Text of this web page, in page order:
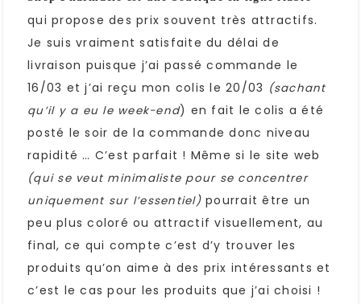
qui propose des prix souvent très attractifs.
Je suis vraiment satisfaite du délai de
livraison puisque j’ai passé commande le
16/03 et j’ai reçu mon colis le 20/03 (sachant
qu’il y a eu le week-end) en fait le colis a été
posté le soir de la commande donc niveau
rapidité … C’est parfait ! Même si le site web
(qui se veut minimaliste pour se concentrer
uniquement sur l’essentiel)pourrait être un
peu plus coloré ou attractif visuellement, au
final, ce qui compte c’est d’y trouver les
produits qu’on aime à des prix intéressants et
c’est le cas pour les produits que j’ai choisi !